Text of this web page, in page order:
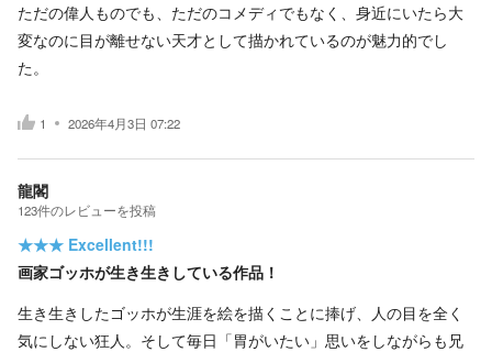
ただの偉人ものでも、ただのコメディでもなく、身近にいたら大
変なのに目が離せない天才として描かれているのが魅力的でし
た。
1 2026年4月3日 07:22
龍閣
123件のレビューを投稿
★★★ Excellent!!!
画家ゴッホが生き生きしている作品！
生き生きしたゴッホが生涯を絵を描くことに捧げ、人の目を全く
気にしない狂人。そして毎日「胃がいたい」思いをしながらも兄